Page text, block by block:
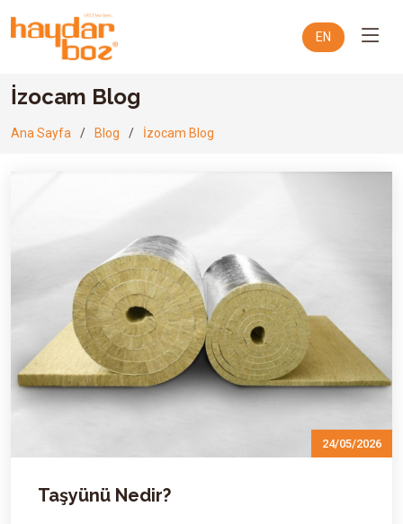
EN
İzocam Blog
Ana Sayfa Blog İzocam Blog
24/05/2026
Taşyünü Nedir?